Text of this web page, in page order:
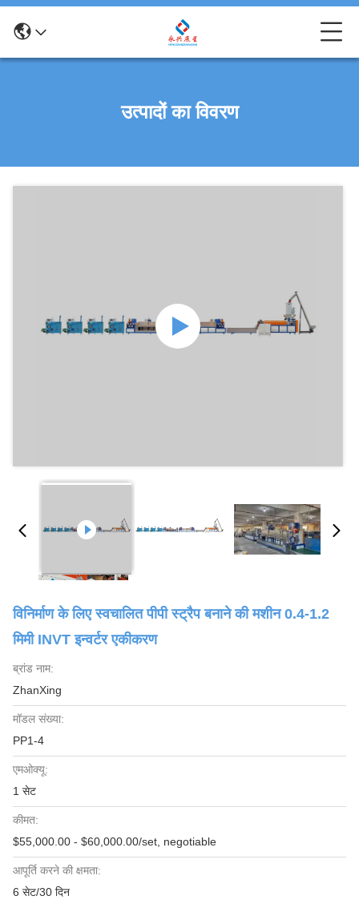
उत्पादों का विवरण
विनिर्माण के लिए स्वचालित पीपी स्ट्रैप बनाने की मशीन 0.4-1.2
मिमी INVT इन्वर्टर एकीकरण
ब्रांड नाम:
ZhanXing
मॉडल संख्या:
PP1-4
एमओक्यू:
1 सेट
कीमत:
$55,000.00 - $60,000.00/set, negotiable
आपूर्ति करने की क्षमता:
6 सेट/30 दिन